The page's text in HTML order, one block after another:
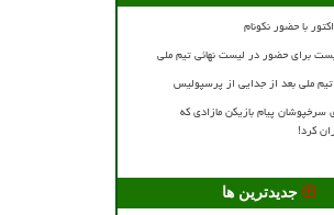
با حضور نکونام
ملی بعد از جدایی از پرسپولیس
پیام بازیکن مازادی که
کرد!
جدیدترین ها